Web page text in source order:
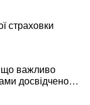
страховки
що важливо
досвідченої